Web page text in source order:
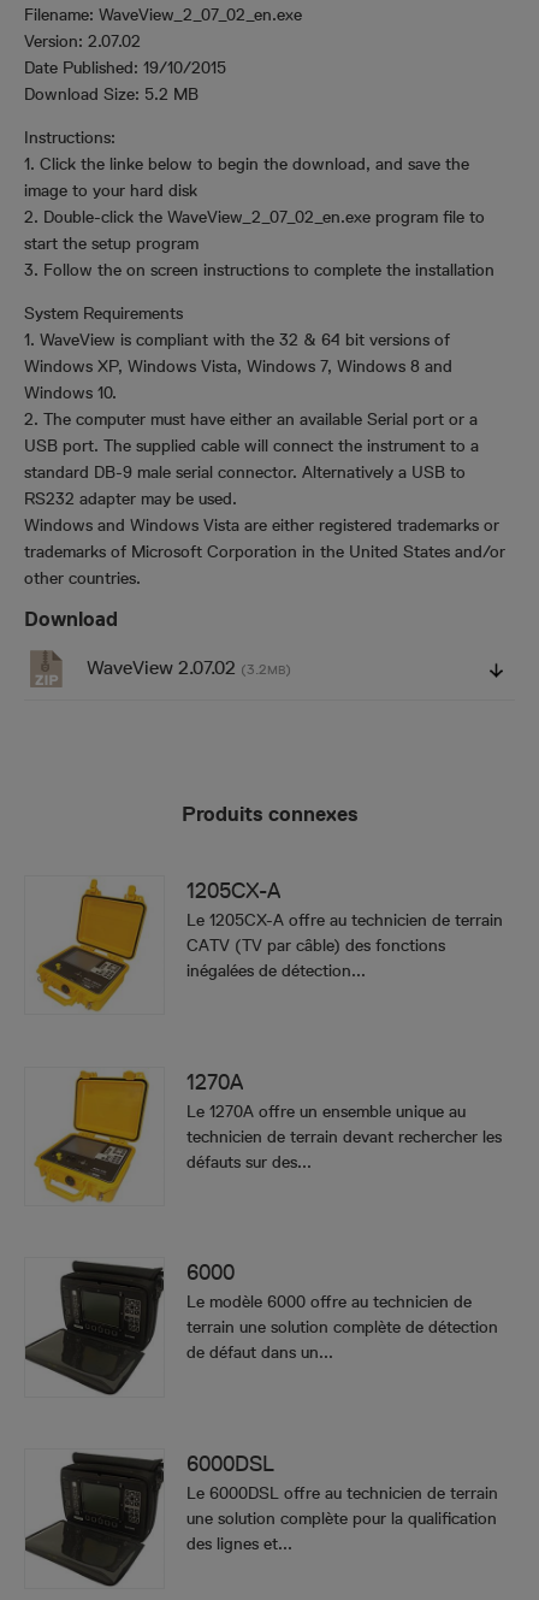
Filename: WaveView_2_07_02_en.exe
Version: 2.07.02
Date Published: 19/10/2015
Download Size: 5.2 MB
Instructions:
1. Click the linke below to begin the download, and save the
image to your hard disk
2. Double-click the WaveView_2_07_02_en.exe program file to
start the setup program
3. Follow the on screen instructions to complete the installation
System Requirements
1. WaveView is compliant with the 32 & 64 bit versions of
Windows XP, Windows Vista, Windows 7, Windows 8 and
Windows 10.
2. The computer must have either an available Serial port or a
USB port. The supplied cable will connect the instrument to a
standard DB-9 male serial connector. Alternatively a USB to
RS232 adapter may be used.
Windows and Windows Vista are either registered trademarks or
trademarks of Microsoft Corporation in the United States and/or
other countries.
Download
WaveView 2.07.02 (3.2MB)
Produits connexes
1205CX-A
Le 1205CX-A offre au technicien de terrain
CATV (TV par câble) des fonctions
inégalées de détection...
1270A
Le 1270A offre un ensemble unique au
technicien de terrain devant rechercher les
défauts sur des...
6000
Le modèle 6000 offre au technicien de
terrain une solution complète de détection
de défaut dans un...
6000DSL
Le 6000DSL offre au technicien de terrain
une solution complète pour la qualification
des lignes et...